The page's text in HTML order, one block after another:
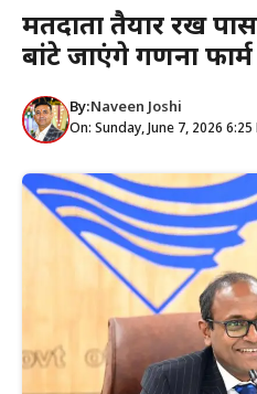
मतदाता तैयार रखें
बांटे जाएंगे गणना फार्म
By:Naveen Joshi
On: Sunday, June 7, 2026 6:25